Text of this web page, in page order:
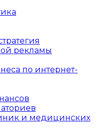
рекламы
по интернет-
и медицинских